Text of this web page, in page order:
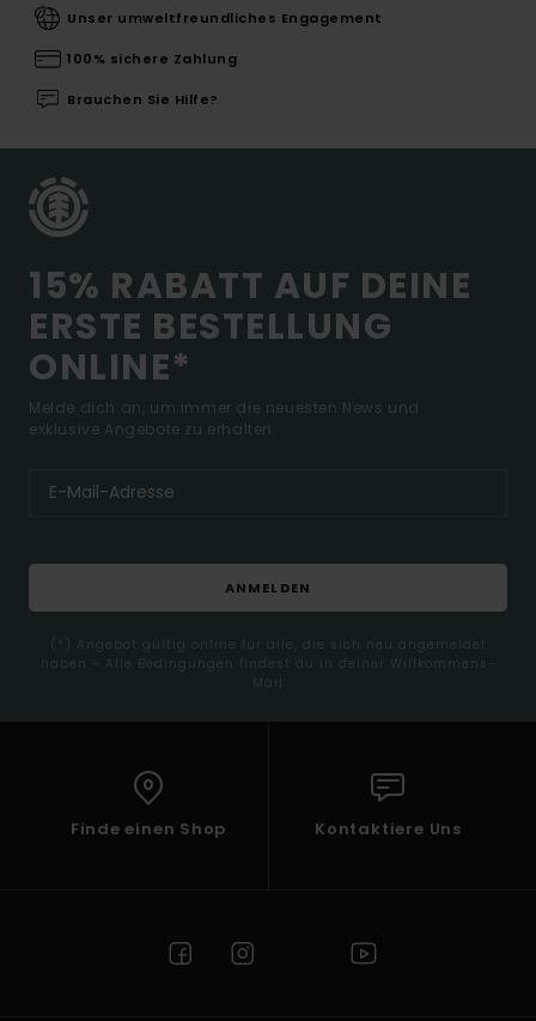
Unser umweltfreundliches Engagement
100% sichere Zahlung
Brauchen Sie Hilfe?
15% RABATT AUF DEINE
ERSTE BESTELLUNG
ONLINE*
Melde dich an, um immer die neuesten News und
exklusive Angebote zu erhalten.
ANMELDEN
(*) Angebot gültig online für alle, die sich neu angemeldet
haben - Alle Bedingungen findest du in deiner Willkommens-
Mail
Finde einen Shop Kontaktiere Uns